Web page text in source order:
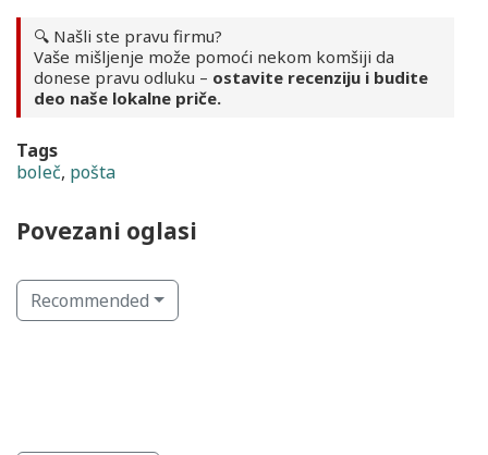
🔍 Našli ste pravu firmu?
Vaše mišljenje može pomoći nekom komšiji da
donese pravu odluku – ostavite recenziju i budite
deo naše lokalne priče.
Tags
boleč, pošta
Povezani oglasi
Recommended